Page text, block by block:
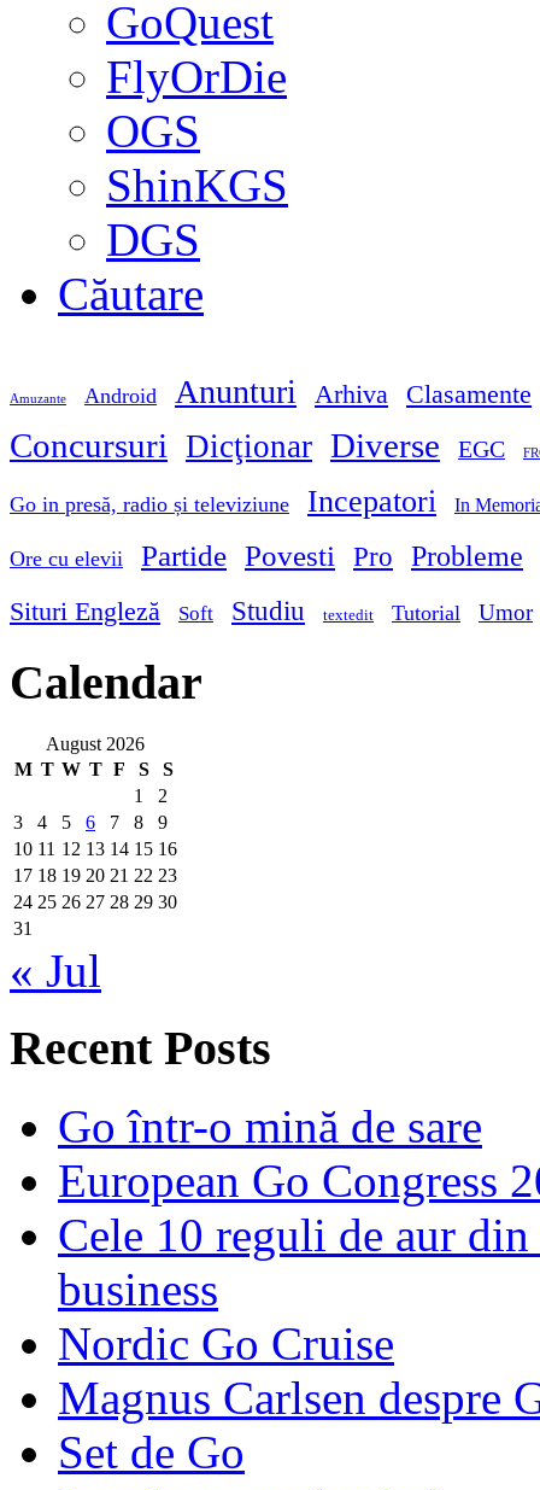
GoQuest
FlyOrDie
OGS
ShinKGS
DGS
Căutare
Amuzante Android Anunturi Arhiva Clasamente
Concursuri Dicţionar Diverse EGC
Go in presă, radio și televiziune Incepatori In
Ore cu elevii Partide Povesti Pro Probleme
Situri Engleză Soft Studiu textedit Tutorial Umor
Calendar
August 2026
M T W T F S
S
1
2
3
4 5 6 7 8
9
10 11 12 13 14 15 16
17 18 19 20 21 22 23
24 25 26 27 28 29 30
31
« Jul
Recent Posts
Go într-o mină de sare
European Go Congress
Cele 10 reguli de aur
business
Nordic Go Cruise
Magnus Carlsen despre
Set de Go